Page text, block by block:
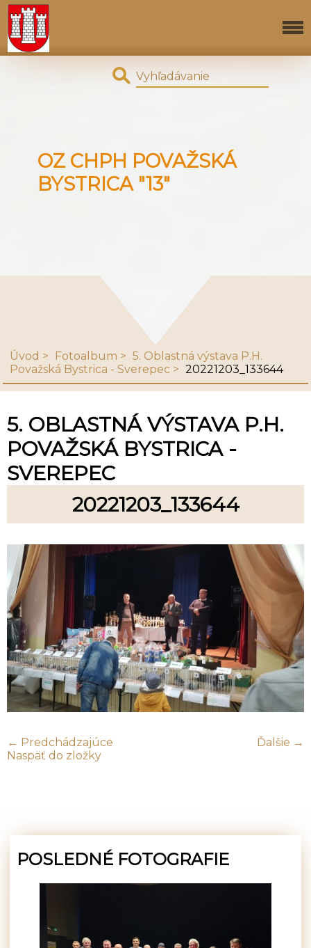
OZ CHPH POVAŽSKÁ
BYSTRICA "13"
Úvod Fotoalbum
5. Oblastná výstava P.H.
Považská Bystrica - Sverepec
20221203_133644
5. OBLASTNÁ VÝSTAVA P.H.
POVAŽSKÁ BYSTRICA -
SVEREPEC
20221203_133644
← Predchádzajúce
Ďalšie →
Naspäť do zložky
POSLEDNÉ FOTOGRAFIE